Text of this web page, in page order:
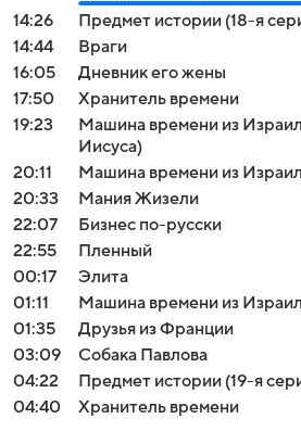
14:26
Предмет истории (18-я
14:44
Враги
16:05
Дневник его жены
17:50
Хранитель времени
19:23
Машина времени из
Иисуса)
20:11
Машина времени из
20:33
Мания Жизели
22:07
Бизнес по-русски
22:55
Пленный
00:17
Элита
01:11
Машина времени из
01:35
Друзья из Франции
03:09
Собака Павлова
04:22
Предмет истории (19-я
04:40
Хранитель времени